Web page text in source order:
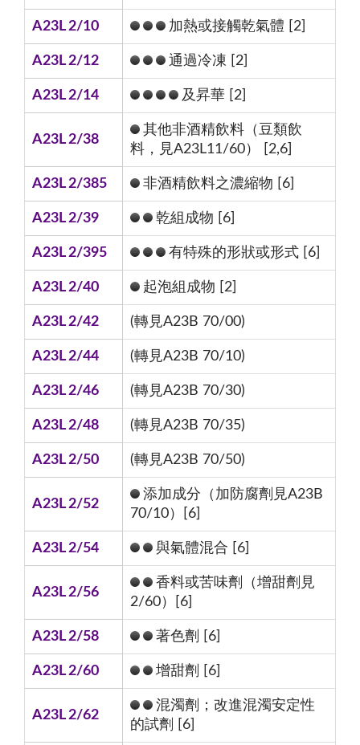
A23L 2/10 加熱或接觸乾氣體 [2]
A23L 2/12 通過冷凍 [2]
A23L 2/14 及昇華 [2]
A23L 2/38
其他非酒精飲料（豆類飲
料，見A23L11/60） [2,6]
A23L 2/385 非酒精飲料之濃縮物 [6]
A23L 2/39 乾組成物 [6]
A23L 2/395 有特殊的形狀或形式 [6]
A23L 2/40 起泡組成物 [2]
A23L 2/42 (轉見A23B 70/00)
A23L 2/44 (轉見A23B 70/10)
A23L 2/46 (轉見A23B 70/30)
A23L 2/48 (轉見A23B 70/35)
A23L 2/50 (轉見A23B 70/50)
A23L 2/52
添加成分（加防腐劑見A23B
70/10）[6]
A23L 2/54 與氣體混合 [6]
A23L 2/56
香料或苦味劑（增甜劑見
2/60）[6]
A23L 2/58 著色劑 [6]
A23L 2/60 增甜劑 [6]
A23L 2/62
混濁劑；改進混濁安定性
的試劑 [6]